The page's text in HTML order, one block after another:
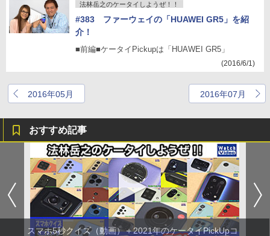
法林岳之のケータイしようぜ！！
#383 ファーウェイの「HUAWEI GR5」を紹
介！
■前編■ケータイPickupは「HUAWEI GR5」
(2016/6/1)
2016年05月 2016年07月
おすすめ記事
スマホ5秒クイズ（動画）＋2021年のケータイPickUpコ